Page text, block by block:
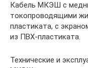
Кабель МКЭШ с
токопроводящими
пластиката, с
из ПВХ-пластиката.
Технические и